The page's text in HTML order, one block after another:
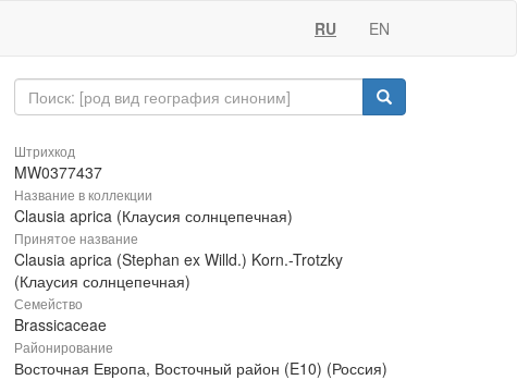
RU EN
Штрихкод
MW0377437
Название в коллекции
Clausia aprica (Клаусия солнцепечная)
Принятое название
Clausia aprica (Stephan ex Willd.) Korn.-Trotzky
(Клаусия солнцепечная)
Семейство
Brassicaceae
Районирование
Восточная Европа, Восточный район (E10) (Россия)